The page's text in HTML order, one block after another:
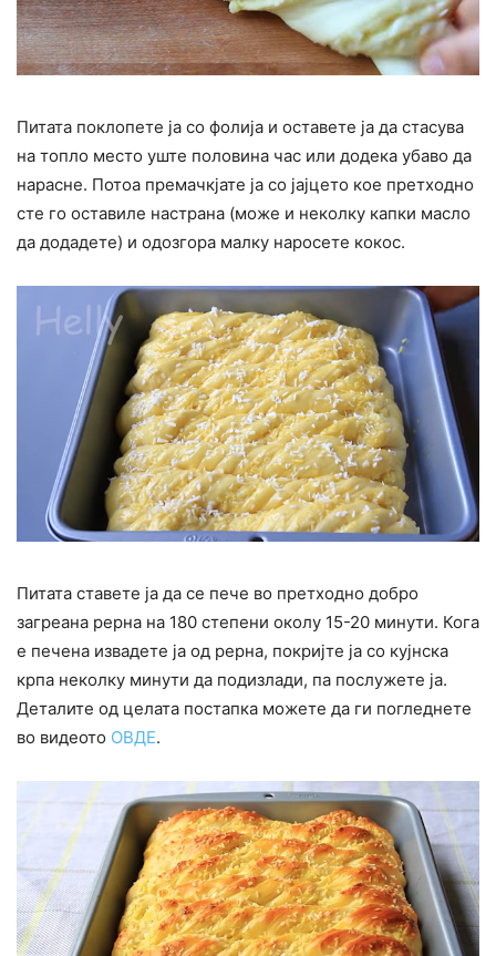
Питата поклопете ја со фолија и оставете ја да стасува
на топло место уште половина час или додека убаво да
нарасне. Потоа премачкјате ја со јајцето кое претходно
сте го оставиле настрана (може и неколку капки масло
да додадете) и одозгора малку наросете кокос.
Питата ставете ја да се пече во претходно добро
загреана рерна на 180 степени околу 15-20 минути. Кога
е печена извадете ја од рерна, покријте ја со кујнска
крпа неколку минути да подизлади, па послужете ја.
Деталите од целата постапка можете да ги погледнете
во видеото ОВДЕ.